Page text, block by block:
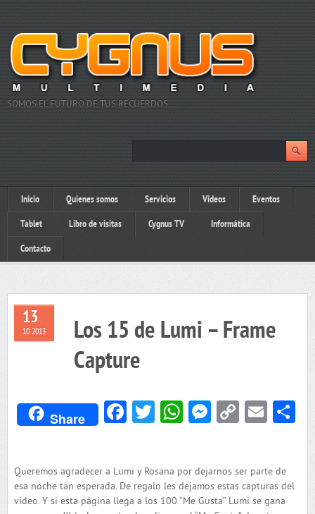
SOMOS EL FUTURO DE TUS RECUERDOS…
Inicio Quienes somos Servicios Videos Eventos
Tablet Libro de visitas Cygnus TV Informática
Contacto
13
10 2013
Los 15 de Lumi – Frame
Capture
Share Facebook
Twitter
WhatsApp
Messenger
Copy
Queremos agradecer a Lumi y Rosana por dejarnos ser parte de
esa noche tan esperada. De regalo les dejamos estas capturas del
video. Y si esta página llega a los 100 “Me Gusta” Lumi se gana